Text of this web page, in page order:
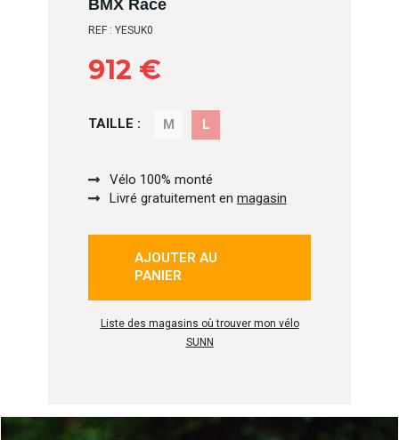
BMX Race
REF : YESUK0
912 €
TAILLE : M L
Vélo 100% monté
Livré gratuitement en magasin
AJOUTER AU
PANIER
Liste des magasins où trouver mon vélo
SUNN